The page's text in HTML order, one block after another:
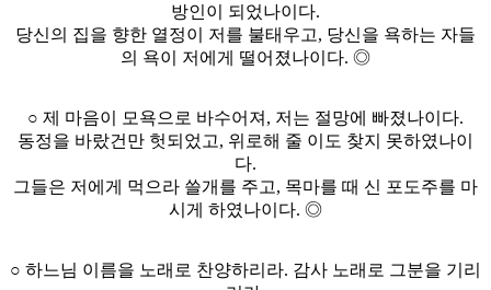
방인이 되었나이다.
당신의 집을 향한 열정이 저를 불태우고, 당신을 욕하는 자들
의 욕이 저에게 떨어졌나이다. ◎
○ 제 마음이 모욕으로 바수어져, 저는 절망에 빠졌나이다.
동정을 바랐건만 헛되었고, 위로해 줄 이도 찾지 못하였나이
다.
그들은 저에게 먹으라 쓸개를 주고, 목마를 때 신 포도주를 마
시게 하였나이다. ◎
○ 하느님 이름을 노래로 찬양하리라. 감사 노래로 그분을 기리